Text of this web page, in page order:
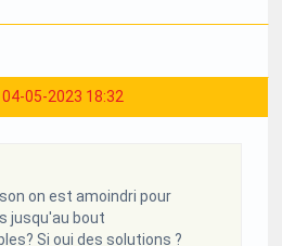
04-05-2023 18:32
on est amoindri pour
jusqu'au bout
Si oui des solutions ?